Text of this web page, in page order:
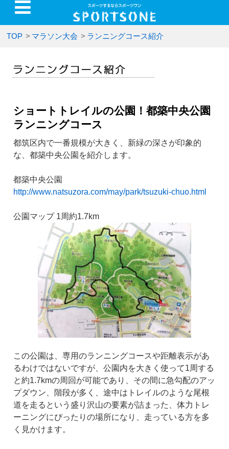
TOP > マラソン大会 > ランニングコース紹介
ショートトレイルの公園！都築中央公園
ランニングコース
都筑区内で一番規模が大きく、新緑の深さが印象的
な、都築中央公園を紹介します。
都築中央公園
http://www.natsuzora.com/may/park/tsuzuki-chuo.html
公園マップ 1周約1.7km
この公園は、専用のランニングコースや距離表示があ
るわけではないですが、公園内を大きく使って1周する
と約1.7kmの周回が可能であり、その間に急勾配のアッ
プダウン、階段が多く、途中はトレイルのような尾根
道を走るという盛り沢山の要素が詰まった、体力トレ
ーニングにぴったりの場所になり、走っている方を多
く見かけます。